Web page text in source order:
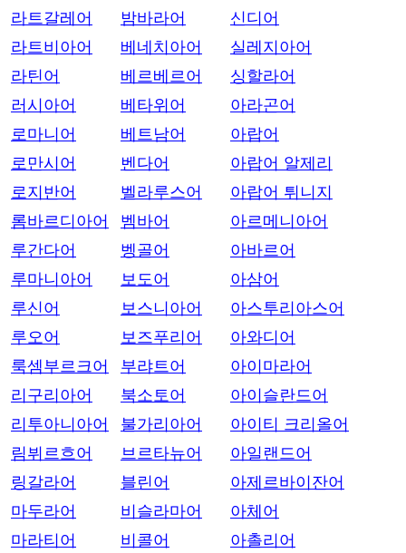
라트갈레어
라트비아어
라틴어
러시아어
로마니어
로만시어
로지반어
롬바르디아어
루간다어
루마니아어
루신어
루오어
룩셈부르크어
리구리아어
리투아니아어
림뷔르흐어
링갈라어
마두라어
마라티어
밤바라어
베네치아어
베르베르어
베타위어
베트남어
벤다어
벨라루스어
벰바어
벵골어
보도어
보스니아어
보즈푸리어
부랴트어
북소토어
불가리아어
브르타뉴어
블린어
비슬라마어
비콜어
신디어
실레지아어
싱할라어
아라곤어
아랍어
아랍어 알제리
아랍어 튀니지
아르메니아어
아바르어
아삼어
아스투리아스어
아와디어
아이마라어
아이슬란드어
아이티 크리올어
아일랜드어
아제르바이잔어
아체어
아촐리어